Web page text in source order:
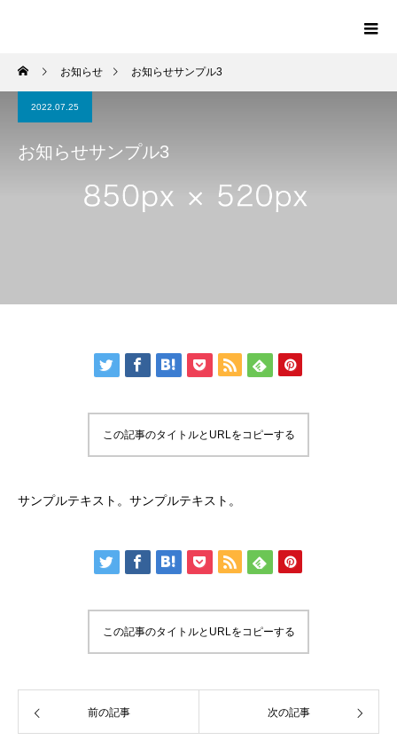
お知らせ お知らせサンプル3
2022.07.25
お知らせサンプル3
この記事のタイトルとURLをコピーする
サンプルテキスト。サンプルテキスト。
この記事のタイトルとURLをコピーする
前の記事 次の記事